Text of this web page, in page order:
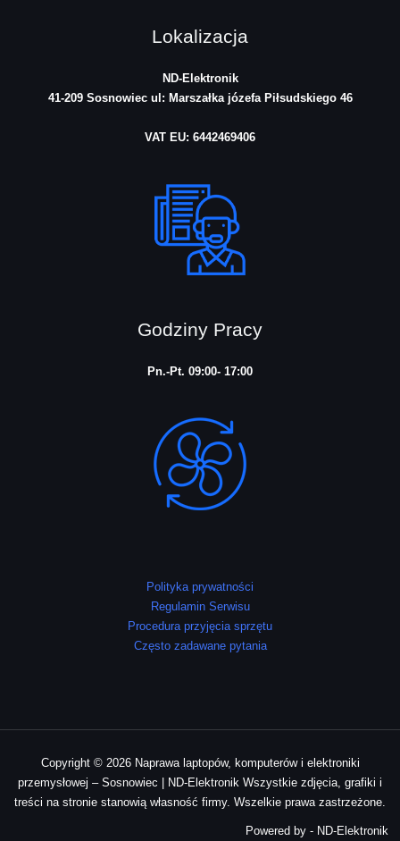
Lokalizacja
ND-Elektronik
41-209 Sosnowiec ul: Marszałka józefa Piłsudskiego 46
VAT EU: 6442469406
Godziny Pracy
Pn.-Pt. 09:00- 17:00
Polityka prywatności
Regulamin Serwisu
Procedura przyjęcia sprzętu
Często zadawane pytania
Copyright © 2026 Naprawa laptopów, komputerów i elektroniki
przemysłowej – Sosnowiec | ND-Elektronik Wszystkie zdjęcia, grafiki i
treści na stronie stanowią własność firmy. Wszelkie prawa zastrzeżone.
Powered by - ND-Elektronik